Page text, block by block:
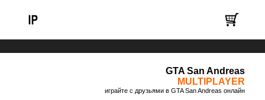
GTA San Andreas
MULTIPLAYER
играйте с друзьями в GTA San Andreas онлайн